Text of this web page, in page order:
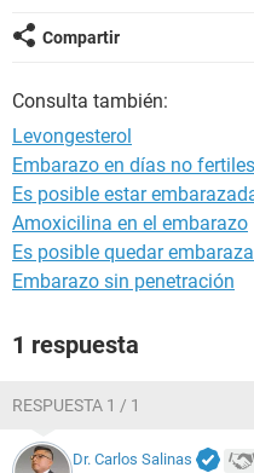
Compartir
Consulta también:
Levongesterol
Embarazo en días no fertiles
Es posible estar
Amoxicilina en el embarazo
Es posible quedar
Embarazo sin penetración
1 respuesta
RESPUESTA 1 / 1
Dr. Carlos Salinas